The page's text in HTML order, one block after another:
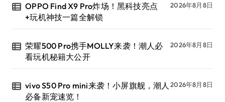
OPPO Find X9 Pro炸场！黑科技亮点
+玩机神技一篇全解锁
2026年8月8日
荣耀500 Pro携手MOLLY来袭！潮人必
看玩机秘籍大公开
2026年8月8日
vivo S50 Pro mini来袭！小屏旗舰，潮人
必备新宠速览！
2026年8月8日